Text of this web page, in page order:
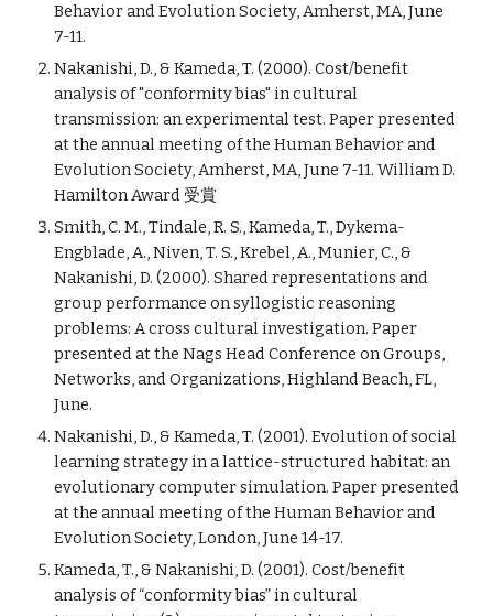
Behavior and Evolution Society, Amherst, MA, June
7-11.
Nakanishi, D., & Kameda, T. (2000). Cost/benefit
analysis of "conformity bias" in cultural
transmission: an experimental test. Paper presented
at the annual meeting of the Human Behavior and
Evolution Society, Amherst, MA, June 7-11. William D.
Hamilton Award 受賞
Smith, C. M., Tindale, R. S., Kameda, T., Dykema-
Engblade, A., Niven, T. S., Krebel, A., Munier, C., &
Nakanishi, D. (2000). Shared representations and
group performance on syllogistic reasoning
problems: A cross cultural investigation. Paper
presented at the Nags Head Conference on Groups,
Networks, and Organizations, Highland Beach, FL,
June.
Nakanishi, D., & Kameda, T. (2001). Evolution of social
learning strategy in a lattice-structured habitat: an
evolutionary computer simulation. Paper presented
at the annual meeting of the Human Behavior and
Evolution Society, London, June 14-17.
Kameda, T., & Nakanishi, D. (2001). Cost/benefit
analysis of “conformity bias” in cultural